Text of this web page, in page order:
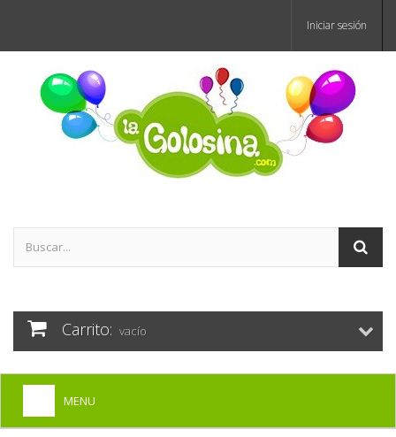
Iniciar sesión
Carrito: vacío
MENU